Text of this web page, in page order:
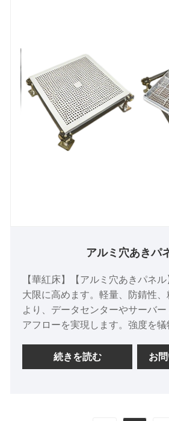
アルミ穴あきパ
【華紅床】【アルミ穴あきパネ
大限に高めます。軽量、防錆性
より、データセンターやサーバ
アフローを実現します。強度を
します。パフォーマンスと信頼性
に最適です。機器を低温に保ち
続きを読む お